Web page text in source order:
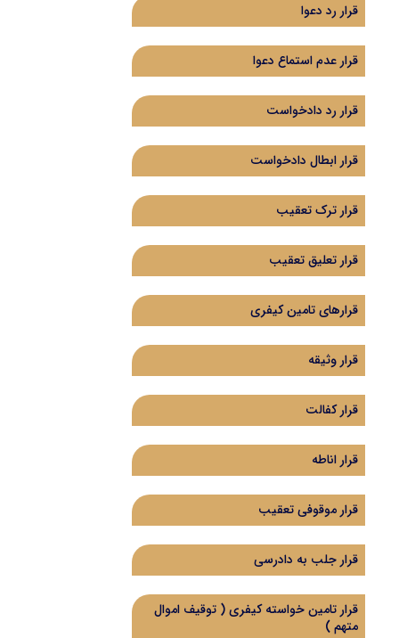
قرار رد دعوا
قرار عدم استماع دعوا
قرار رد دادخواست
‌قرار ابطال دادخواست
قرار ترک تعقیب
قرار تعلیق تعقیب
قرارهای تامین کیفری
قرار وثیقه
قرار کفالت
قرار اناطه
قرار موقوفی تعقیب
قرار جلب به دادرسی
قرار تامین خواسته کیفری ( توقیف اموال
متهم )